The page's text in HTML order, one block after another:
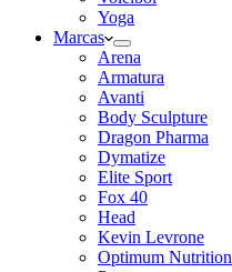
Yoga
Marcas
Arena
Armatura
Avanti
Body Sculpture
Dragon Pharma
Dymatize
Elite Sport
Fox 40
Head
Kevin Levrone
Optimum Nutrition